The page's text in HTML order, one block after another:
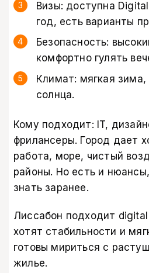
Визы: доступна
год, есть варианты
Безопасность:
комфортно гулять
Климат: мягкая
солнца.
Кому подходит: IT,
фрилансеры. Город дает
работа, море, чистый
районы. Но есть и
знать заранее.
Лиссабон подходит
хотят стабильности и
готовы мириться с
жилье.